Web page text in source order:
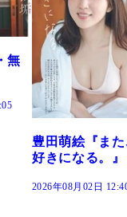
た、
斎藤恭代
『BOUND』
2026年08月02日